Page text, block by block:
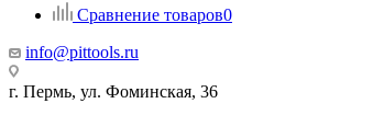
Сравнение товаров0
info@pittools.ru
г. Пермь, ул. Фоминская, 36